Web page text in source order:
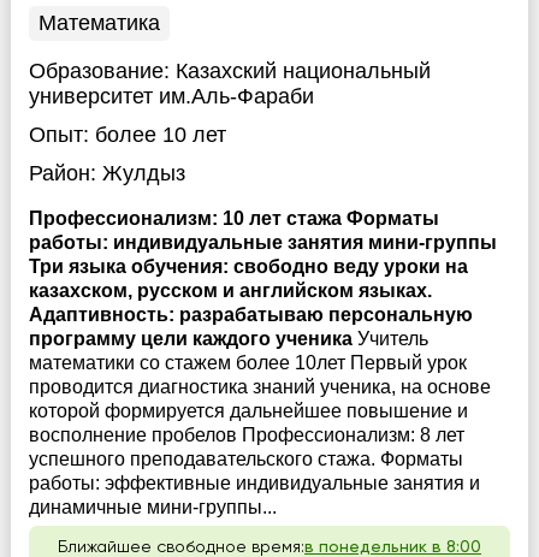
Математика
Образование: Казахский национальный
университет им.Аль-Фараби
Опыт: более 10 лет
Район: Жулдыз
Профессионализм: 10 лет стажа Форматы
работы: индивидуальные занятия мини-группы
Три языка обучения: свободно веду уроки на
казахском, русском и английском языках.
Адаптивность: разрабатываю персональную
программу цели каждого ученика Учитель
математики со стажем более 10лет Первый урок
проводится диагностика знаний ученика, на основе
которой формируется дальнейшее повышение и
восполнение пробелов Профессионализм: 8 лет
успешного преподавательского стажа. Форматы
работы: эффективные индивидуальные занятия и
динамичные мини-группы...
Ближайшее свободное время:в понедельник в 8:00